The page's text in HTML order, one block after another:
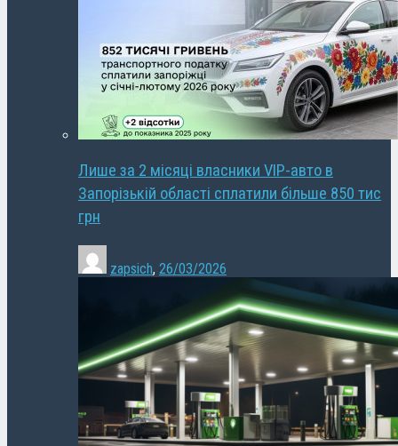
Лише за 2 місяці власники VIP-авто в
Запорізькій області сплатили більше 850 тис
грн
zapsich, 26/03/2026